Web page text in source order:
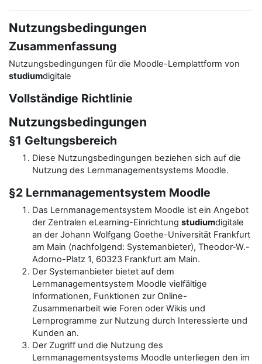
Nutzungsbedingungen
Zusammenfassung
Nutzungsbedingungen für die Moodle-Lernplattform von
studiumdigitale
Vollständige Richtlinie
Nutzungsbedingungen
§1 Geltungsbereich
Diese Nutzungsbedingungen beziehen sich auf die
Nutzung des Lernmanagementsystems Moodle.
§2 Lernmanagementsystem Moodle
Das Lernmanagementsystem Moodle ist ein Angebot
der Zentralen eLearning-Einrichtung studiumdigitale
an der Johann Wolfgang Goethe-Universität Frankfurt
am Main (nachfolgend: Systemanbieter), Theodor-W.-
Adorno-Platz 1, 60323 Frankfurt am Main.
Der Systemanbieter bietet auf dem
Lernmanagementsystem Moodle vielfältige
Informationen, Funktionen zur Online-
Zusammenarbeit wie Foren oder Wikis und
Lernprogramme zur Nutzung durch Interessierte und
Kunden an.
Der Zugriff und die Nutzung des
Lernmanagementsystems Moodle unterliegen den im